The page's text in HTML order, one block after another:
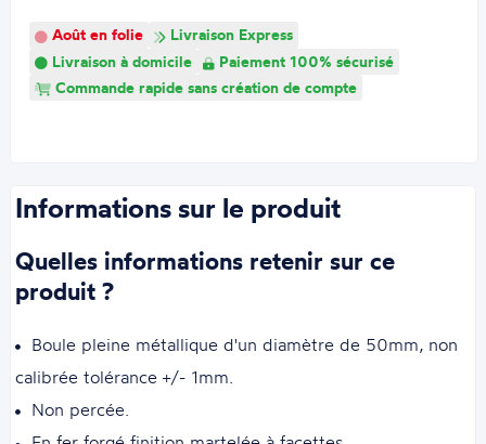
Août en folie
Livraison Express
Livraison à domicile
Paiement 100% sécurisé
Commande rapide sans création de compte
Informations sur le produit
Quelles informations retenir sur ce
produit ?
Boule pleine métallique d'un diamètre de 50mm, non
calibrée tolérance +/- 1mm.
Non percée.